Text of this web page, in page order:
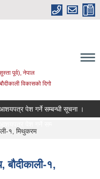
पूर्व), नेपाल
विकासको दिगो
पेश गर्ने सम्बन्धी सूचना ।
१, मिथुकरम
बौदीकाली-१,